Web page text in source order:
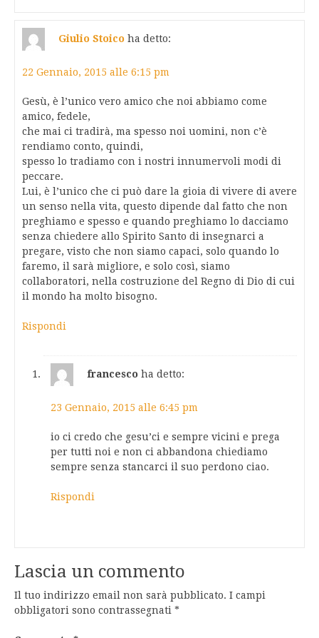
Giulio Stoico ha detto:
22 Gennaio, 2015 alle 6:15 pm
Gesù, è l’unico vero amico che noi abbiamo come
amico, fedele,
che mai ci tradirà, ma spesso noi uomini, non c’è
rendiamo conto, quindi,
spesso lo tradiamo con i nostri innumervoli modi di
peccare.
Lui, è l’unico che ci può dare la gioia di vivere di avere
un senso nella vita, questo dipende dal fatto che non
preghiamo e spesso e quando preghiamo lo dacciamo
senza chiedere allo Spirito Santo di insegnarci a
pregare, visto che non siamo capaci, solo quando lo
faremo, il sarà migliore, e solo così, siamo
collaboratori, nella costruzione del Regno di Dio di cui
il mondo ha molto bisogno.
Rispondi
francesco ha detto:
23 Gennaio, 2015 alle 6:45 pm
io ci credo che gesu’ci e sempre vicini e prega
per tutti noi e non ci abbandona chiediamo
sempre senza stancarci il suo perdono ciao.
Rispondi
Lascia un commento
Il tuo indirizzo email non sarà pubblicato. I campi
obbligatori sono contrassegnati *